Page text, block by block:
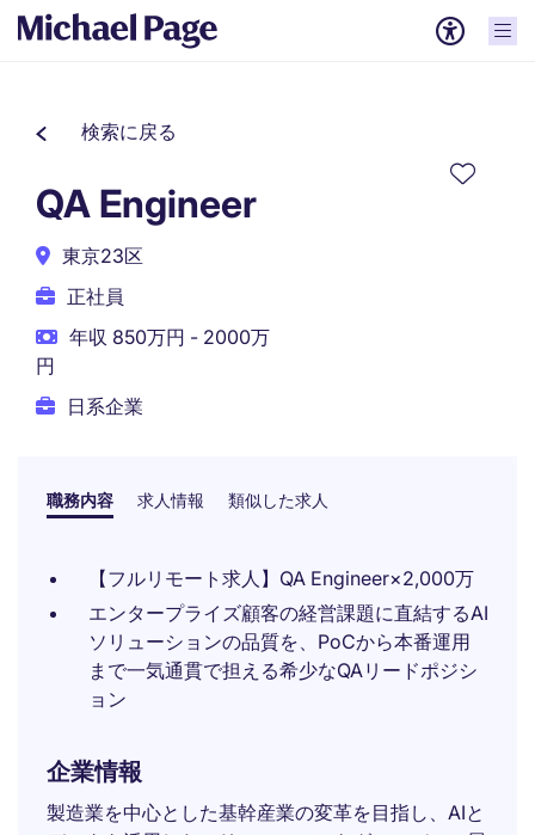
検索に戻る
QA Engineer
東京23区
正社員
年収 850万円 - 2000万
円
日系企業
職務内容 求人情報 類似した求人
【フルリモート求人】QA Engineer×2,000万
エンタープライズ顧客の経営課題に直結するAI
ソリューションの品質を、PoCから本番運用
まで一気通貫で担える希少なQAリードポジシ
ョン
企業情報
製造業を中心とした基幹産業の変革を目指し、AIと